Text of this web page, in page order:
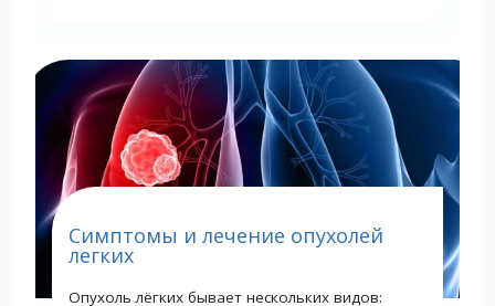
Симптомы и лечение опухолей
легких
Опухоль лёгких бывает нескольких видов: